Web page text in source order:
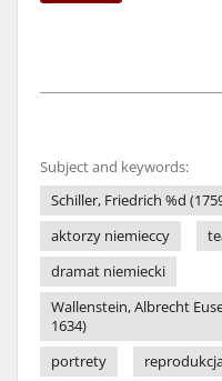
Subject and keywords:
Schiller, Friedrich %d
aktorzy niemieccy
dramat niemiecki
Wallenstein, Albrecht
1634)
portrety